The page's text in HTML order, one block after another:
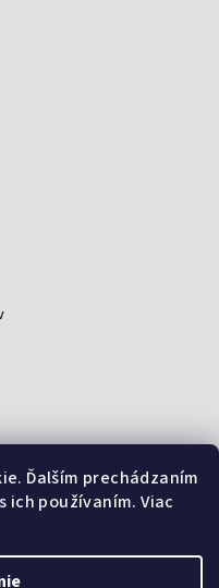
Ďalším prechádzaním
používaním. Viac